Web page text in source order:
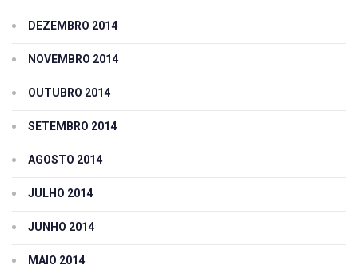
DEZEMBRO 2014
NOVEMBRO 2014
OUTUBRO 2014
SETEMBRO 2014
AGOSTO 2014
JULHO 2014
JUNHO 2014
MAIO 2014